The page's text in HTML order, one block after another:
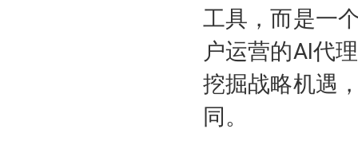
工具，而是一
户运营的AI代
挖掘战略机遇
同。